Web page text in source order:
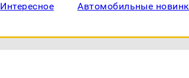
Интересное Автомобильные